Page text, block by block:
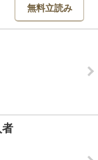
無料立読み
者